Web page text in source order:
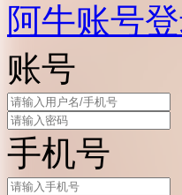
阿牛账号
账号
手机号